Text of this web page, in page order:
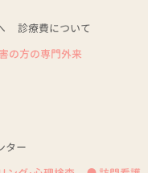
診療費について
の方の専門外来
ター